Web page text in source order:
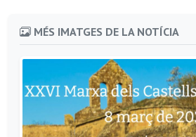
MÉS IMATGES DE LA NOTÍCIA